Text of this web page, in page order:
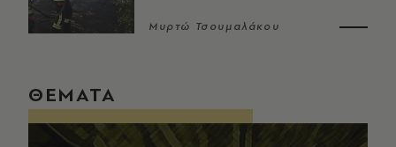
Μυρτώ Τσουμαλάκου
ΘΕΜΑΤΑ